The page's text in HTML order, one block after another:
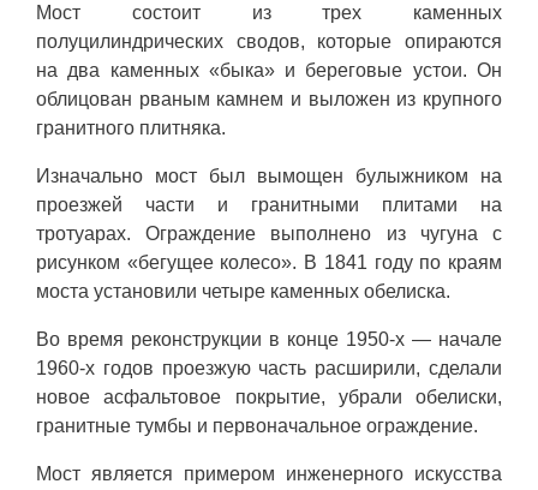
Мост состоит из трех каменных
полуцилиндрических сводов, которые опираются
на два каменных «быка» и береговые устои. Он
облицован рваным камнем и выложен из крупного
гранитного плитняка.
Изначально мост был вымощен булыжником на
проезжей части и гранитными плитами на
тротуарах. Ограждение выполнено из чугуна с
рисунком «бегущее колесо». В 1841 году по краям
моста установили четыре каменных обелиска.
Во время реконструкции в конце 1950-х — начале
1960-х годов проезжую часть расширили, сделали
новое асфальтовое покрытие, убрали обелиски,
гранитные тумбы и первоначальное ограждение.
Мост является примером инженерного искусства